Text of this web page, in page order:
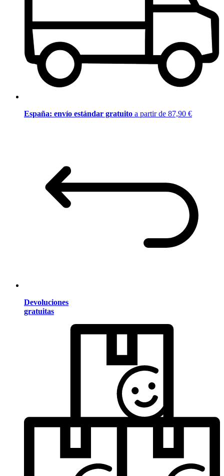
España: envío estándar gratuito a partir de 87,90 €
Devoluciones
gratuitas